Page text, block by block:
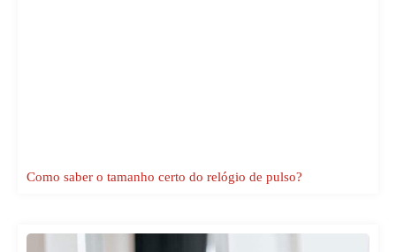
Como saber o tamanho certo do relógio de pulso?